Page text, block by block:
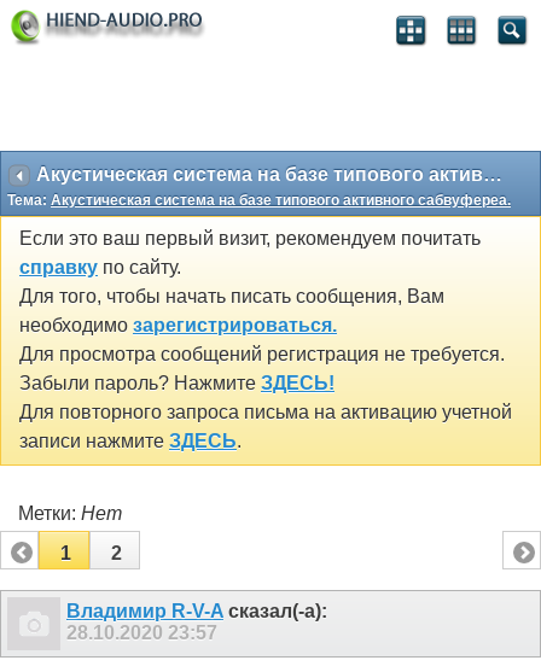
Акустическая система на базе типового активного сабвуфереа.
Тема: Акустическая система на базе типового активного сабвуфереа.
Если это ваш первый визит, рекомендуем почитать
справку по сайту.
Для того, чтобы начать писать сообщения, Вам
необходимо зарегистрироваться.
Для просмотра сообщений регистрация не требуется.
Забыли пароль? Нажмите ЗДЕСЬ!
Для повторного запроса письма на активацию учетной
записи нажмите ЗДЕСЬ.
Метки: Нет
1
2
Владимир R-V-A сказал(-а):
28.10.2020 23:57